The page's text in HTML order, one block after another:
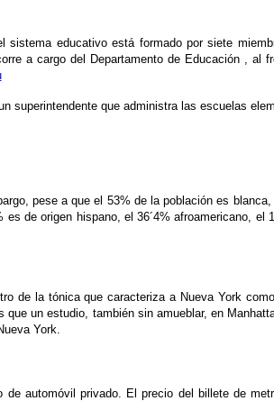
educativo está formado por siete
a cargo del Departamento de Educación , al
superintendente que administra las escuelas
pese a que el 53% de la población es
de origen hispano, el 36´4% afroamericano, el
de la tónica que caracteriza a Nueva York
un estudio, también sin amueblar, en
York.
automóvil privado. El precio del billete de